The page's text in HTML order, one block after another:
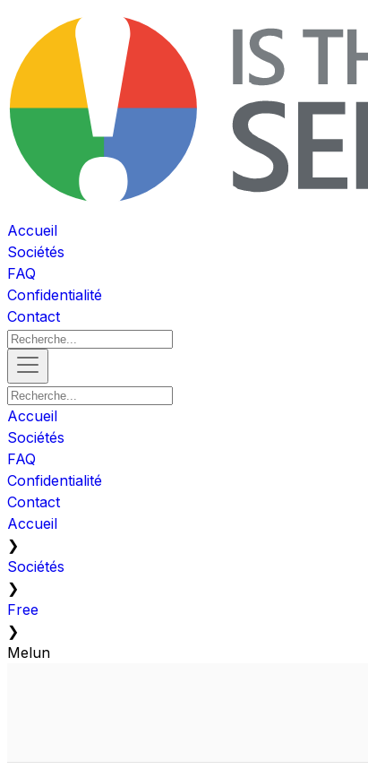
Accueil
Sociétés
FAQ
Confidentialité
Contact
Accueil
Sociétés
FAQ
Confidentialité
Contact
Accueil
❯
Sociétés
❯
Free
❯
Melun